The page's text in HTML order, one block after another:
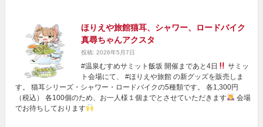
ほりえや旅館猫耳、シャワー、ロードバイク
真尋ちゃんアクスタ
投稿: 2026年5月7日
#温泉むすめサミット飯坂 開催まであと4日
サミッ
ト会場にて、 #ほりえや旅館 の新グッズを販売しま
す。 猫耳シリーズ・シャワー・ロードバイクの5種類です。 各1,300円
（税込） 各100個のため、お一人様１個までとさせていただきます
会場
でお待ちしております